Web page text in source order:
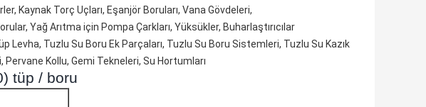
Kaynak Torç Uçları, Eşanjör Boruları, Vana Gövdeleri,
Yağ Arıtma için Pompa Çarkları, Yüksükler, Buharlaştırıcılar
Levha, Tuzlu Su Boru Ek Parçaları, Tuzlu Su Boru Sistemleri, Tuzlu Su Kazık
Pervane Kollu, Gemi Tekneleri, Su Hortumları
tüp / boru